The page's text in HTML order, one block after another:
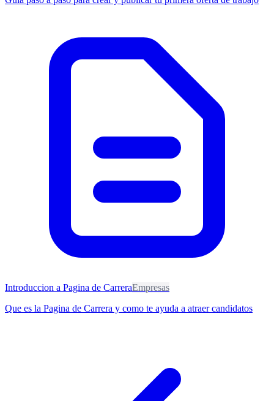
Introduccion a Pagina de CarreraEmpresas
Que es la Pagina de Carrera y como te ayuda a atraer candidatos